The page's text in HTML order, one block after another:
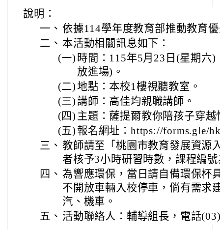
說明：
一、 依據114學年度教育部推動教育
二、 本活動相關訊息如下：
(一) 時間：115年5月23日(星期六
放進場)。
(二)地點：本校1樓視聽教室。
(三)講師：高佳均親職講師。
(四) 主題：薩提爾教你陪孩子穿越
(五) 報名網址：https://forms.gle/
三、 教師請至「桃園市教育發展資源
者核予3小時研習時數，課程編
四、 為響應環保，當日請自備環保杯
不開放車輛入校停車，倘有需求
汽、機車。
五、 活動聯絡人：輔導組長，電話